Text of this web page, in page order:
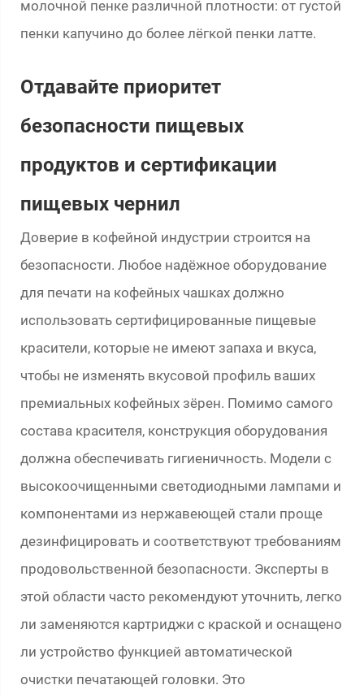
молочной пенке различной плотности: от густой
пенки капучино до более лёгкой пенки латте.
Отдавайте приоритет
безопасности пищевых
продуктов и сертификации
пищевых чернил
Доверие в кофейной индустрии строится на
безопасности. Любое надёжное оборудование
для печати на кофейных чашках должно
использовать сертифицированные пищевые
красители, которые не имеют запаха и вкуса,
чтобы не изменять вкусовой профиль ваших
премиальных кофейных зёрен. Помимо самого
состава красителя, конструкция оборудования
должна обеспечивать гигиеничность. Модели с
высокоочищенными светодиодными лампами и
компонентами из нержавеющей стали проще
дезинфицировать и соответствуют требованиям
продовольственной безопасности. Эксперты в
этой области часто рекомендуют уточнить, легко
ли заменяются картриджи с краской и оснащено
ли устройство функцией автоматической
очистки печатающей головки. Это